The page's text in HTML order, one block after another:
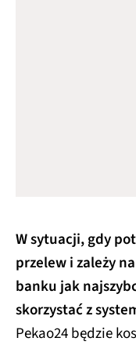
W sytuacji, gdy
przelew i zależy
banku jak
skorzystać z
Pekao24 będzie